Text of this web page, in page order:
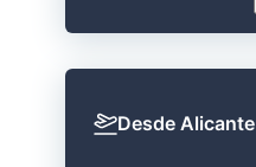
Desde Alicante